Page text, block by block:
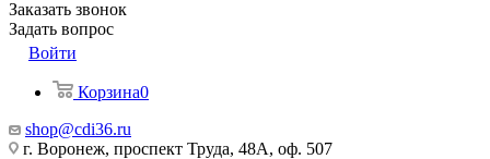
Заказать звонок
Задать вопрос
Войти
Корзина0
shop@cdi36.ru
г. Воронеж, проспект Труда, 48А, оф. 507